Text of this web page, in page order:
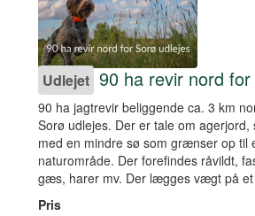
Udlejet 90 ha revir nord
90 ha jagtrevir beliggende ca. 3 km
Sorø udlejes. Der er tale om agerjord,
med en mindre sø som grænser op til
naturområde. Der forefindes råvildt,
gæs, harer mv. Der lægges vægt på et
Pris